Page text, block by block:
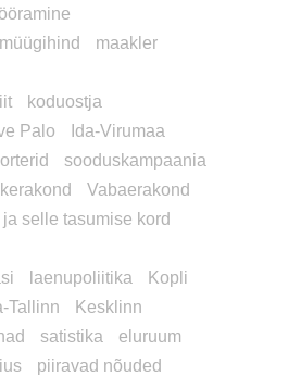
maakler
koduostja
Palo
Ida-Virumaa
sooduskampaania
Vabaerakond
selle tasumise kord
laenupoliitika
Kopli
Tallinn
Kesklinn
satistika
eluruum
piiravad nõuded